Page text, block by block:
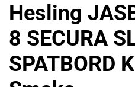
Hesling
8 SECURA
SPATBORD